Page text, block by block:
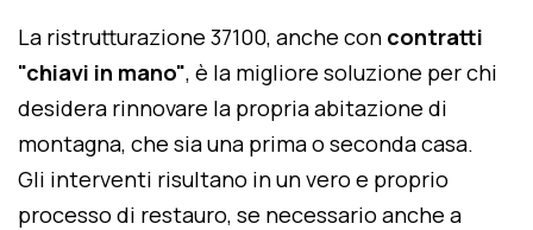
La ristrutturazione 37100, anche con contratti
"chiavi in mano", è la migliore soluzione per chi
desidera rinnovare la propria abitazione di
montagna, che sia una prima o seconda casa.
Gli interventi risultano in un vero e proprio
processo di restauro, se necessario anche a